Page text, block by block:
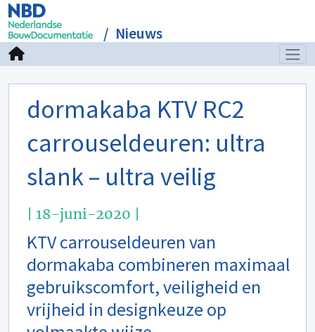
Nieuws
dormakaba KTV RC2
carrouseldeuren: ultra
slank – ultra veilig
| 18-juni-2020 |
KTV carrouseldeuren van
dormakaba combineren maximaal
gebruikscomfort, veiligheid en
vrijheid in designkeuze op